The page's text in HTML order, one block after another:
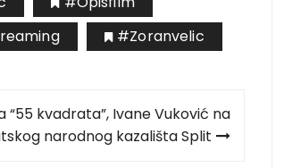
#zoranvelic
“55 kvadrata”, Ivane Vuković na
narodnog kazališta Split